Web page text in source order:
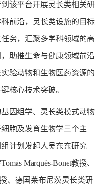
该平台开展灵长类相关研
前沿，灵长类设施的目标
务，汇聚多学科领域的高
助推生命与健康领域前沿
验动物和生物医药资源的
核心技术突破。
因组学、灵长类模式动物
胞及发育生物学三个主
计划发起人吴东东研究
Tomàs Marquès-Bonet教授、
、 德国莱布尼茨灵长类研